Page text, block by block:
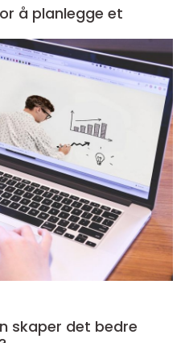
å planlegge et
skaper det bedre